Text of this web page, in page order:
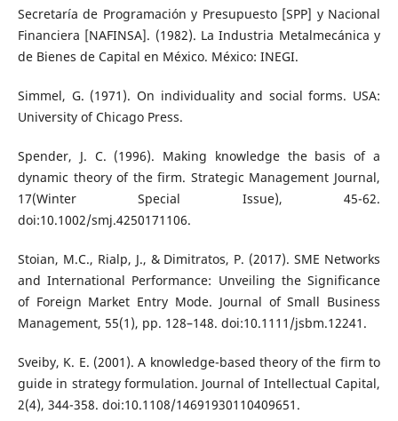
Secretaría de Programación y Presupuesto [SPP] y Nacional
Financiera [NAFINSA]. (1982). La Industria Metalmecánica y
de Bienes de Capital en México. México: INEGI.
Simmel, G. (1971). On individuality and social forms. USA:
University of Chicago Press.
Spender, J. C. (1996). Making knowledge the basis of a
dynamic theory of the firm. Strategic Management Journal,
17(Winter Special Issue), 45-62.
doi:10.1002/smj.4250171106.
Stoian, M.C., Rialp, J., & Dimitratos, P. (2017). SME Networks
and International Performance: Unveiling the Significance
of Foreign Market Entry Mode. Journal of Small Business
Management, 55(1), pp. 128–148. doi:10.1111/jsbm.12241.
Sveiby, K. E. (2001). A knowledge-based theory of the firm to
guide in strategy formulation. Journal of Intellectual Capital,
2(4), 344-358. doi:10.1108/14691930110409651.